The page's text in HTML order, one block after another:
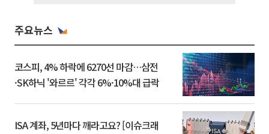
주요뉴스
코스피, 4% 하락에 6270선 마감…삼전
·SK하닉 '와르르' 각각 6%·10%대 급락
ISA 계좌, 5년마다 깨라고요? [이슈크래